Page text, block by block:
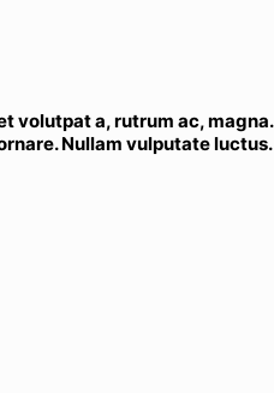
volutpat a, rutrum ac, magna.
Nullam vulputate luctus.